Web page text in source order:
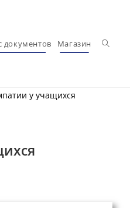
документов Магазин
у учащихся